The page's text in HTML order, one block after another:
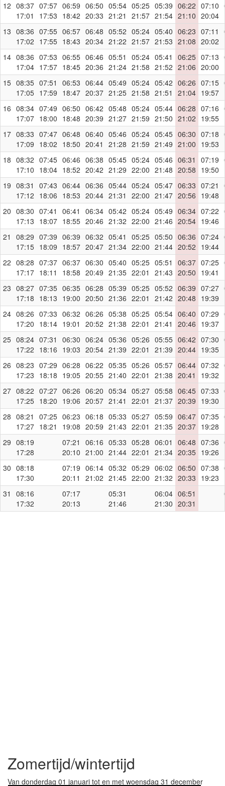
12 08:37
17:01
07:57
17:53
06:59
18:42
06:50
20:33
05:54
21:21
05:25
21:57
05:39
21:54
06:22
21:10
07:10
20:04
13 08:36
17:02
07:55
17:55
06:57
18:43
06:48
20:34
05:52
21:22
05:24
21:57
05:40
21:53
06:23
21:08
07:11
20:02
14 08:36
17:04
07:53
17:57
06:55
18:45
06:46
20:36
05:51
21:24
05:24
21:58
05:41
21:52
06:25
21:06
07:13
20:00
15 08:35
17:05
07:51
17:59
06:53
18:47
06:44
20:37
05:49
21:25
05:24
21:58
05:42
21:51
06:26
21:04
07:15
19:57
16 08:34
17:07
07:49
18:00
06:50
18:48
06:42
20:39
05:48
21:27
05:24
21:59
05:44
21:50
06:28
21:02
07:16
19:55
17 08:33
17:09
07:47
18:02
06:48
18:50
06:40
20:41
05:46
21:28
05:24
21:59
05:45
21:49
06:30
21:00
07:18
19:53
18 08:32
17:10
07:45
18:04
06:46
18:52
06:38
20:42
05:45
21:29
05:24
22:00
05:46
21:48
06:31
20:58
07:19
19:50
19 08:31
17:12
07:43
18:06
06:44
18:53
06:36
20:44
05:44
21:31
05:24
22:00
05:47
21:47
06:33
20:56
07:21
19:48
20 08:30
17:13
07:41
18:07
06:41
18:55
06:34
20:46
05:42
21:32
05:24
22:00
05:49
21:46
06:34
20:54
07:22
19:46
21
08:29
17:15
07:39
18:09
06:39
18:57
06:32
20:47
05:41
21:34
05:25
22:00
05:50
21:44
06:36
20:52
07:24
19:44
22 08:28
17:17
07:37
18:11
06:37
18:58
06:30
20:49
05:40
21:35
05:25
22:01
05:51
21:43
06:37
20:50
07:25
19:41
23 08:27
17:18
07:35
18:13
06:35
19:00
06:28
20:50
05:39
21:36
05:25
22:01
05:52
21:42
06:39
20:48
07:27
19:39
24 08:26
17:20
07:33
18:14
06:32
19:01
06:26
20:52
05:38
21:38
05:25
22:01
05:54
21:41
06:40
20:46
07:29
19:37
25 08:24
17:22
07:31
18:16
06:30
19:03
06:24
20:54
05:36
21:39
05:26
22:01
05:55
21:39
06:42
20:44
07:30
19:35
26 08:23
17:23
07:29
18:18
06:28
19:05
06:22
20:55
05:35
21:40
05:26
22:01
05:57
21:38
06:44
20:41
07:32
19:32
27 08:22
17:25
07:27
18:20
06:26
19:06
06:20
20:57
05:34
21:41
05:27
22:01
05:58
21:37
06:45
20:39
07:33
19:30
28 08:21
17:27
07:25
18:21
06:23
19:08
06:18
20:59
05:33
21:43
05:27
22:01
05:59
21:35
06:47
20:37
07:35
19:28
29 08:19
17:28
07:21
20:10
06:16
21:00
05:33
21:44
05:28
22:01
06:01
21:34
06:48
20:35
07:36
19:26
30 08:18
17:30
07:19
20:11
06:14
21:02
05:32
21:45
05:29
22:00
06:02
21:32
06:50
20:33
07:38
19:23
31
08:16
17:32
07:17
20:13
05:31
21:46
06:04
21:30
06:51
20:31
Zomertijd/wintertijd
Van donderdag 01 januari tot en met woensdag 31 december